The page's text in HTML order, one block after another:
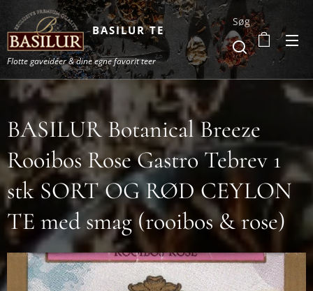
BASILUR TE
Flotte gaveidéer & dine egne favorit teer
Søg
BASILUR Botanical Breeze
Rooibos Rose Gastro Tebrev 1
stk SORT OG RØD CEYLON
TE med smag (rooibos & rose)